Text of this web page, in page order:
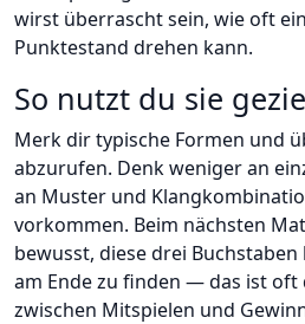
wirst überrascht sein, wie oft
Punktestand drehen kann.
So nutzt du sie
Merk dir typische Formen und
abzurufen. Denk weniger an
an Muster und
vorkommen. Beim nächsten
bewusst, diese drei
am Ende zu finden — das ist oft
zwischen Mitspielen und